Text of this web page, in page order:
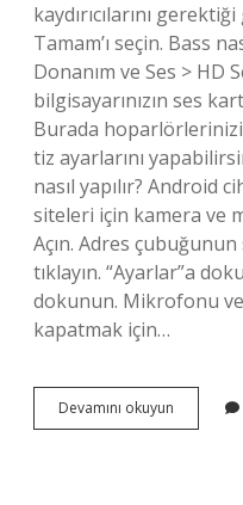
kaydırıcılarını
Tamam’ı seçin. Bass
Donanım ve Ses > HD
bilgisayarınızın ses
Burada
tiz ayarlarını
nasıl yapılır? Android
siteleri için kamera ve
Açın. Adres çubuğunun
tıklayın. “Ayarlar”a
dokunun. Mikrofonu
kapatmak için…
Devamını okuyun Mikrofon
Bas